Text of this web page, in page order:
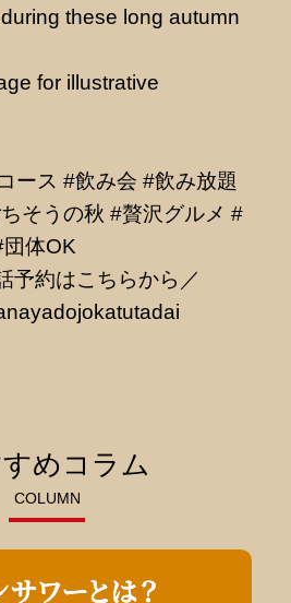
these long autumn
for illustrative
ース #飲み会 #飲み放題
そうの秋 #贅沢グルメ #
団体OK
予約はこちらから／
めコラム
COLUMN